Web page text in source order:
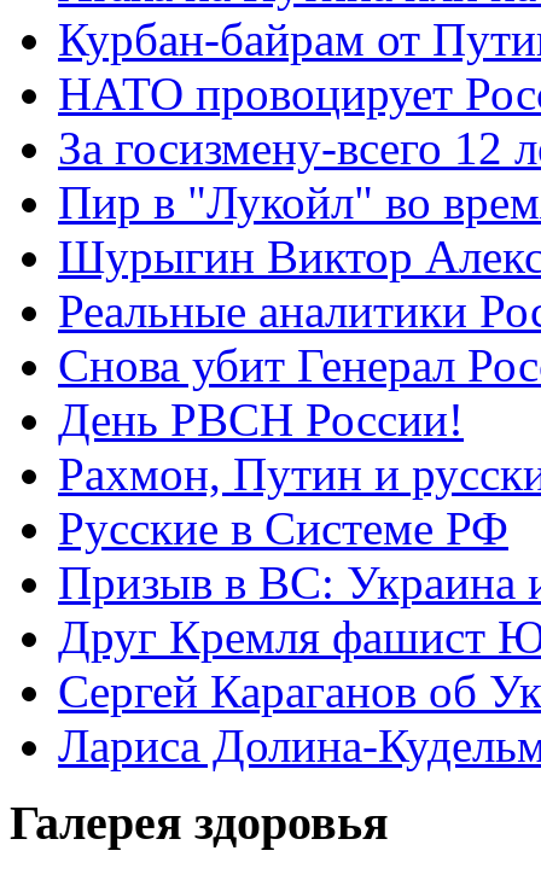
Курбан-байрам от
НАТО провоцирует
За госизмену-всего 12
Пир в "Лукойл" во
Шурыгин Виктор
Реальные аналитики
Снова убит Генерал
День РВСН России!
Рахмон, Путин и
Русские в Системе РФ
Призыв в ВС: Украина
Друг Кремля фашист
Сергей Караганов об
Лариса Долина-
Галерея здоровья